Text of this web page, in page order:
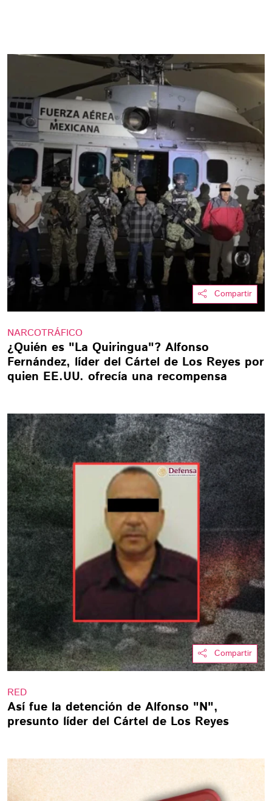
Compartir
NARCOTRÁFICO
¿Quién es "La Quiringua"? Alfonso
Fernández, líder del Cártel de Los Reyes por
quien EE.UU. ofrecía una recompensa
Compartir
RED
Así fue la detención de Alfonso "N",
presunto líder del Cártel de Los Reyes